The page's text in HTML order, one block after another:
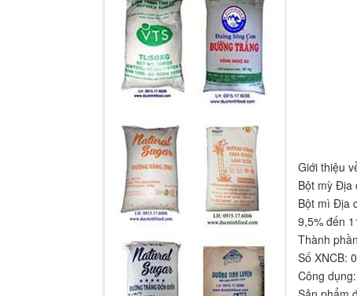
Giới thiệu
Bột mỳ Địa
Bột mì Địa
9,5% đến
Thành
Số XNCB:
Công